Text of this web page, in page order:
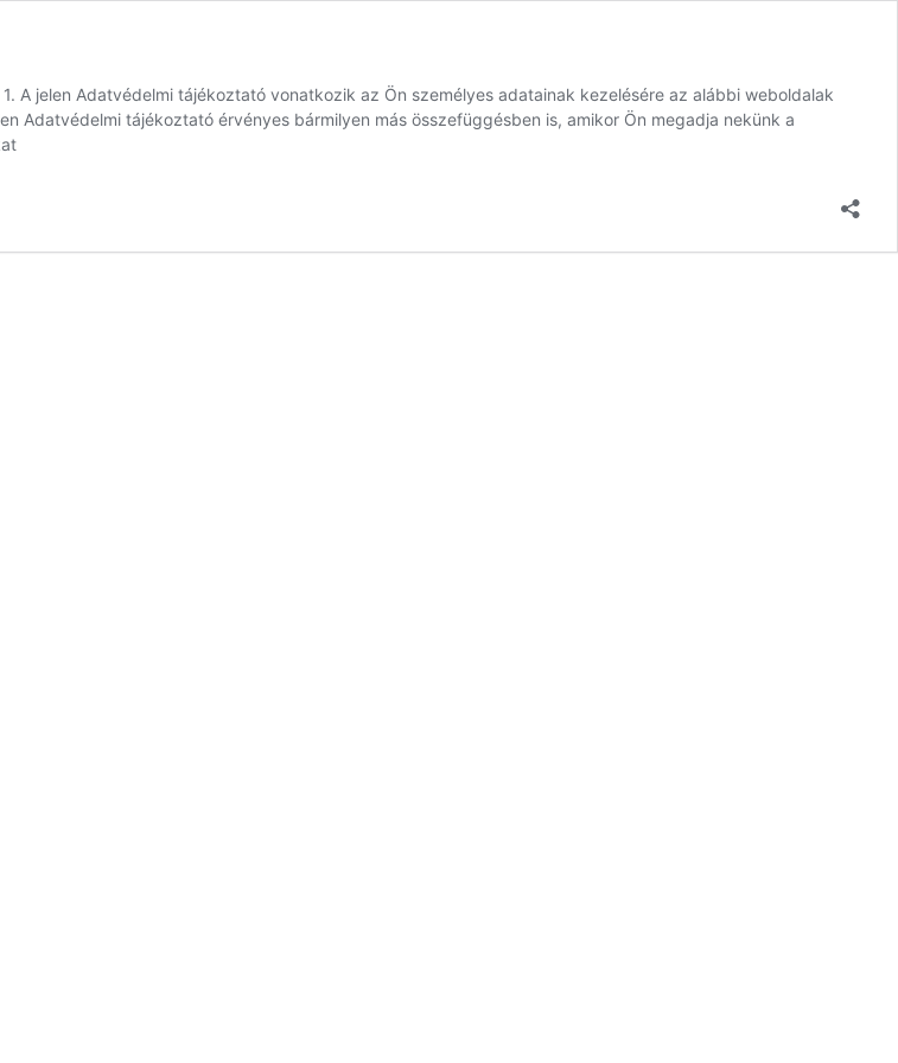
1. A jelen Adatvédelmi tájékoztató vonatkozik az Ön személyes adatainak kezelésére az alábbi weboldalak
Adatvédelmi tájékoztató érvényes bármilyen más összefüggésben is, amikor Ön megadja nekünk a